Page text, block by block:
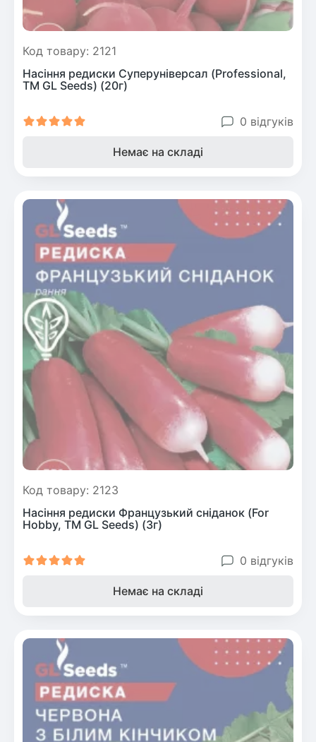
Код товару: 2121
Насіння редиски Суперунiверсал (Professional,
TM GL Seeds) (20г)
0 відгуків
Немає на складі
Код товару: 2123
Насіння редиски Французький сніданок (For
Hobby, TM GL Seeds) (3г)
0 відгуків
Немає на складі